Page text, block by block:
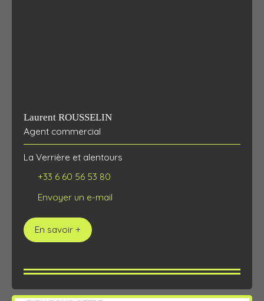
Laurent ROUSSELIN
Agent commercial
La Verrière et alentours
+33 6 60 56 53 80
Envoyer un e-mail
En savoir +